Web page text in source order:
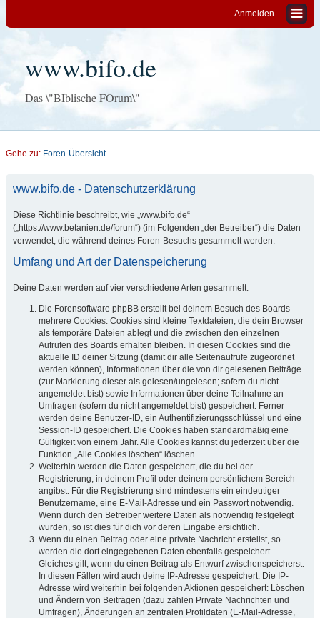
Anmelden
www.bifo.de
Das \"BIblische FOrum\"
Gehe zu: Foren-Übersicht
www.bifo.de - Datenschutzerklärung
Diese Richtlinie beschreibt, wie „www.bifo.de“
(„https://www.betanien.de/forum“) (im Folgenden „der Betreiber“) die Daten
verwendet, die während deines Foren-Besuchs gesammelt werden.
Umfang und Art der Datenspeicherung
Deine Daten werden auf vier verschiedene Arten gesammelt:
Die Forensoftware phpBB erstellt bei deinem Besuch des Boards
mehrere Cookies. Cookies sind kleine Textdateien, die dein Browser
als temporäre Dateien ablegt und die zwischen den einzelnen
Aufrufen des Boards erhalten bleiben. In diesen Cookies sind die
aktuelle ID deiner Sitzung (damit dir alle Seitenaufrufe zugeordnet
werden können), Informationen über die von dir gelesenen Beiträge
(zur Markierung dieser als gelesen/ungelesen; sofern du nicht
angemeldet bist) sowie Informationen über deine Teilnahme an
Umfragen (sofern du nicht angemeldet bist) gespeichert. Ferner
werden deine Benutzer-ID, ein Authentifizierungsschlüssel und eine
Session-ID gespeichert. Die Cookies haben standardmäßig eine
Gültigkeit von einem Jahr. Alle Cookies kannst du jederzeit über die
Funktion „Alle Cookies löschen“ löschen.
Weiterhin werden die Daten gespeichert, die du bei der
Registrierung, in deinem Profil oder deinem persönlichem Bereich
angibst. Für die Registrierung sind mindestens ein eindeutiger
Benutzername, eine E-Mail-Adresse und ein Passwort notwendig.
Wenn durch den Betreiber weitere Daten als notwendig festgelegt
wurden, so ist dies für dich vor deren Eingabe ersichtlich.
Wenn du einen Beitrag oder eine private Nachricht erstellst, so
werden die dort eingegebenen Daten ebenfalls gespeichert.
Gleiches gilt, wenn du einen Beitrag als Entwurf zwischenspeicherst.
In diesen Fällen wird auch deine IP-Adresse gespeichert. Die IP-
Adresse wird weiterhin bei folgenden Aktionen gespeichert: Löschen
und Ändern von Beiträgen (dazu zählen Private Nachrichten und
Umfragen), Änderungen an zentralen Profildaten (E-Mail-Adresse,